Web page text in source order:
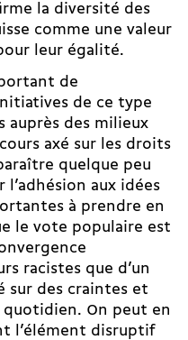
la diversité des
comme une valeur
leur égalité.
de
de ce type
auprès des milieux
axé sur les droits
quelque peu
l’adhésion aux idées
à prendre en
le vote populaire est
racistes que d’un
sur des craintes et
quotidien. On peut en
l’élément disruptif